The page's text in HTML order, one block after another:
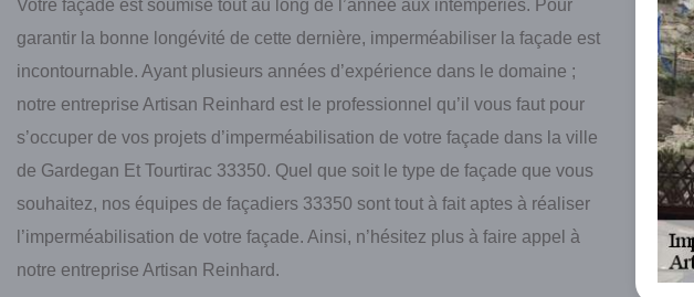
Votre façade est soumise tout au long de l’année aux intempéries. Pour
garantir la bonne longévité de cette dernière, imperméabiliser la façade est
incontournable. Ayant plusieurs années d’expérience dans le domaine ;
notre entreprise Artisan Reinhard est le professionnel qu’il vous faut pour
s’occuper de vos projets d’imperméabilisation de votre façade dans la ville
de Gardegan Et Tourtirac 33350. Quel que soit le type de façade que vous
souhaitez, nos équipes de façadiers 33350 sont tout à fait aptes à réaliser
l’imperméabilisation de votre façade. Ainsi, n’hésitez plus à faire appel à
notre entreprise Artisan Reinhard.